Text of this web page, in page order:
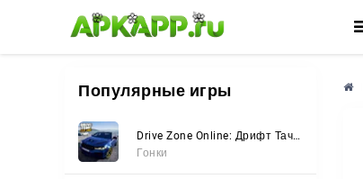
🌸 🌼 🌺
Популярные игры
Drive Zone Online: Дрифт Тачки
Гонки